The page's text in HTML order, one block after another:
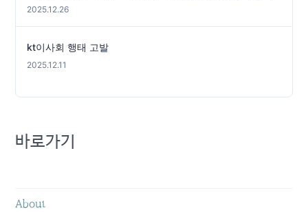
2025.12.26
kt이사회 행태 고발
2025.12.11
바로가기
About